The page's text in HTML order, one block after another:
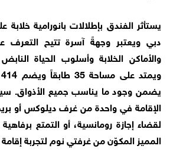
يستأثر الفندق بإطلالات بانورامية خلابة
دبي ويعتبر وجهةً آسرة تتيح التعرف
والأماكن الخلابة وأسلوب الحياة
يضمن وجود ما يناسب جميع الأذواق.
الإقامة في واحدة من غرف ديلوكس أو
لقضاء إجازة رومانسية، أو التمتع
المميز المكوّن من غرفتي نوم لتجربة إقامة